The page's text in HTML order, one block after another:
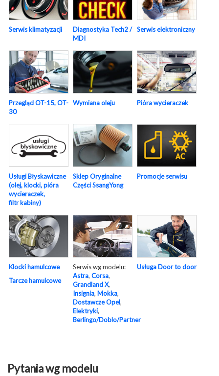
Serwis klimatyzacji
Diagnostyka Tech2 /
MDI
Serwis elektroniczny
Przegląd OT-15, OT-
30
Wymiana oleju Pióra wycieraczek
Usługi Błyskawiczne
(olej, klocki, pióra
wycieraczek,
filtr kabiny)
Sklep Oryginalne
Części SsangYong
Promocje serwisu
Klocki hamulcowe
Tarcze hamulcowe
Serwis wg modelu:
Astra, Corsa,
Grandland X,
Insignia, Mokka,
Dostawcze Opel,
Elektryki,
Berlingo/Doblo/Partner
Usługa Door to door
Pytania wg modelu